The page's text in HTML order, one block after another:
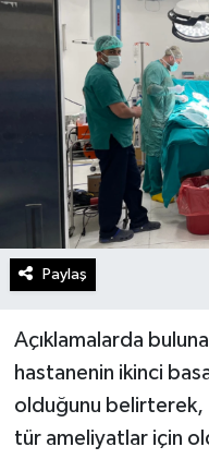
Paylaş
Açıklamalarda
hastanenin ikinci
olduğunu belirterek,
tür ameliyatlar için
Teknoloji
Turizm
Kültür - Sanat
Lider Haber TV
Haber Arşivi